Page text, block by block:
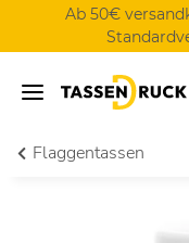
Ab 50€
Flaggentassen